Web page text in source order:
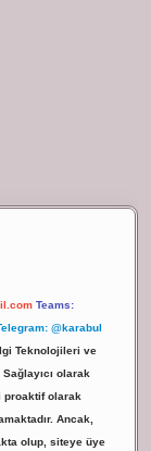
Teams:
@karabul
Teknolojileri ve
olarak
proaktif olarak
Ancak,
olup, siteye üye